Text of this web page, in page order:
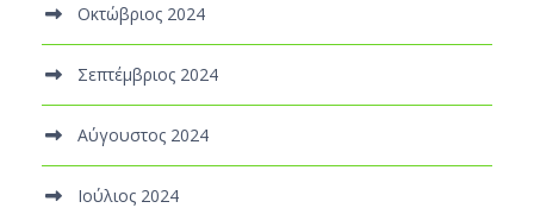
Οκτώβριος 2024
Σεπτέμβριος 2024
Αύγουστος 2024
Ιούλιος 2024